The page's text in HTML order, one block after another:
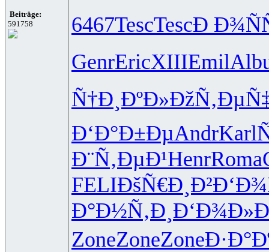
Beiträge:
591758
6467TescTescÐ
GenrEricXIIIEmil
Ñ†Ð¸ÐºÐ»
Ð‘Ð°Ð±ÐµAndrKarl
Ð¨Ñ‚ÐµÐ¹HenrRoma
FELIÐšÑ€Ð¸Ð²
Ð°Ð½Ñ‚Ð¸
ZoneZoneZone